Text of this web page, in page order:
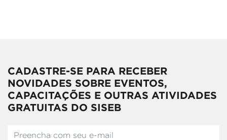
CADASTRE-SE PARA RECEBER
NOVIDADES SOBRE EVENTOS,
CAPACITAÇÕES E OUTRAS ATIVIDADES
GRATUITAS DO SISEB